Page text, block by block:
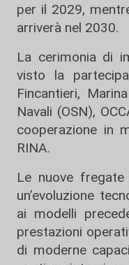
per il 2029,
arriverà nel 2030.
La cerimonia di
visto la
Fincantieri,
Navali (OSN),
cooperazione in
RINA.
Le nuove fregate
un’evoluzione
ai modelli
prestazioni
di moderne